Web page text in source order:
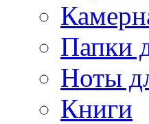
Папки
Ноты
Книги